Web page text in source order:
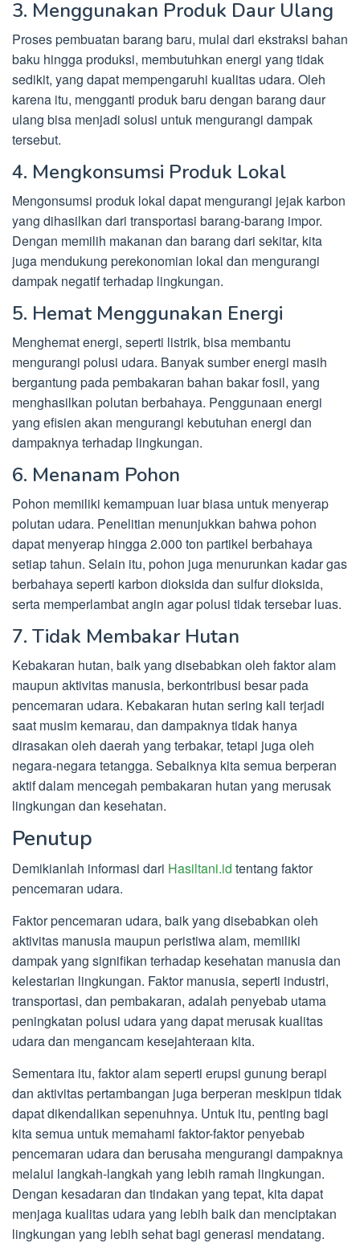
3. Menggunakan Produk Daur Ulang
Proses pembuatan barang baru, mulai dari ekstraksi bahan
baku hingga produksi, membutuhkan energi yang tidak
sedikit, yang dapat mempengaruhi kualitas udara. Oleh
karena itu, mengganti produk baru dengan barang daur
ulang bisa menjadi solusi untuk mengurangi dampak
tersebut.
4. Mengkonsumsi Produk Lokal
Mengonsumsi produk lokal dapat mengurangi jejak karbon
yang dihasilkan dari transportasi barang-barang impor.
Dengan memilih makanan dan barang dari sekitar, kita
juga mendukung perekonomian lokal dan mengurangi
dampak negatif terhadap lingkungan.
5. Hemat Menggunakan Energi
Menghemat energi, seperti listrik, bisa membantu
mengurangi polusi udara. Banyak sumber energi masih
bergantung pada pembakaran bahan bakar fosil, yang
menghasilkan polutan berbahaya. Penggunaan energi
yang efisien akan mengurangi kebutuhan energi dan
dampaknya terhadap lingkungan.
6. Menanam Pohon
Pohon memiliki kemampuan luar biasa untuk menyerap
polutan udara. Penelitian menunjukkan bahwa pohon
dapat menyerap hingga 2.000 ton partikel berbahaya
setiap tahun. Selain itu, pohon juga menurunkan kadar gas
berbahaya seperti karbon dioksida dan sulfur dioksida,
serta memperlambat angin agar polusi tidak tersebar luas.
7. Tidak Membakar Hutan
Kebakaran hutan, baik yang disebabkan oleh faktor alam
maupun aktivitas manusia, berkontribusi besar pada
pencemaran udara. Kebakaran hutan sering kali terjadi
saat musim kemarau, dan dampaknya tidak hanya
dirasakan oleh daerah yang terbakar, tetapi juga oleh
negara-negara tetangga. Sebaiknya kita semua berperan
aktif dalam mencegah pembakaran hutan yang merusak
lingkungan dan kesehatan.
Penutup
Demikianlah informasi dari Hasiltani.id tentang faktor
pencemaran udara.
Faktor pencemaran udara, baik yang disebabkan oleh
aktivitas manusia maupun peristiwa alam, memiliki
dampak yang signifikan terhadap kesehatan manusia dan
kelestarian lingkungan. Faktor manusia, seperti industri,
transportasi, dan pembakaran, adalah penyebab utama
peningkatan polusi udara yang dapat merusak kualitas
udara dan mengancam kesejahteraan kita.
Sementara itu, faktor alam seperti erupsi gunung berapi
dan aktivitas pertambangan juga berperan meskipun tidak
dapat dikendalikan sepenuhnya. Untuk itu, penting bagi
kita semua untuk memahami faktor-faktor penyebab
pencemaran udara dan berusaha mengurangi dampaknya
melalui langkah-langkah yang lebih ramah lingkungan.
Dengan kesadaran dan tindakan yang tepat, kita dapat
menjaga kualitas udara yang lebih baik dan menciptakan
lingkungan yang lebih sehat bagi generasi mendatang.